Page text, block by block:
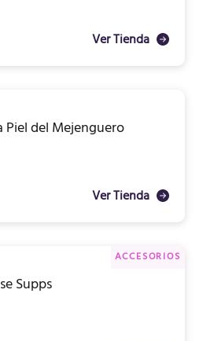
Ver Tienda
Piel del Mejenguero
Ver Tienda
ACCESORIOS
Supps